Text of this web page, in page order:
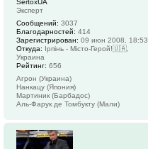
SertoxUA
Эксперт
Сообщений: 3037
Благодарностей: 414
Зарегистрирован: 09 июн 2008, 18:53
Откуда: Ірпінь - Місто-Герой!🇺🇦,
Украина
Рейтинг: 656
Агрон (Украина)
Нанкацу (Япония)
Мартиник (Барбадос)
Аль-Фарук де Томбукту (Мали)